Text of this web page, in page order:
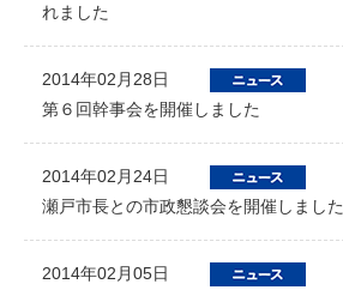
れました
2014年02月28日
第６回幹事会を開催しました
2014年02月24日
瀬戸市長との市政懇談会を開催しました
2014年02月05日